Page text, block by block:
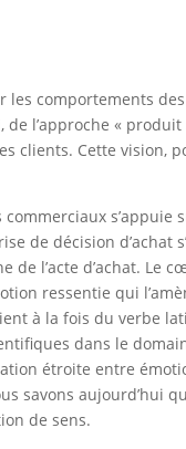
les comportements
l’approche « produit
clients. Cette vision,
s’appuie
de décision d’achat
de l’acte d’achat. Le
ressentie qui
à la fois du verbe
dans le
étroite entre
savons aujourd’hui
de sens.